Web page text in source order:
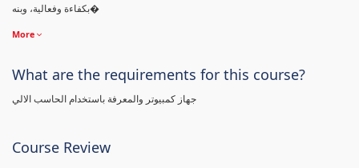
بكفاءة وفعالية، وبنه�
More
What are the requirements for this course?
جهاز كمبيوتر والمعرفة باستخدام الحاسب الالي
Course Review